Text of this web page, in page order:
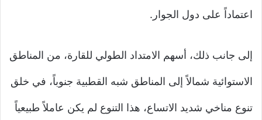
اعتماداً على دول الجوار.
إلى جانب ذلك، أسهم الامتداد الطولي للقارة، من المناطق
الاستوائية شمالاً إلى المناطق شبه القطبية جنوباً، في خلق
تنوع مناخي شديد الاتساع، هذا التنوع لم يكن عاملاً طبيعياً